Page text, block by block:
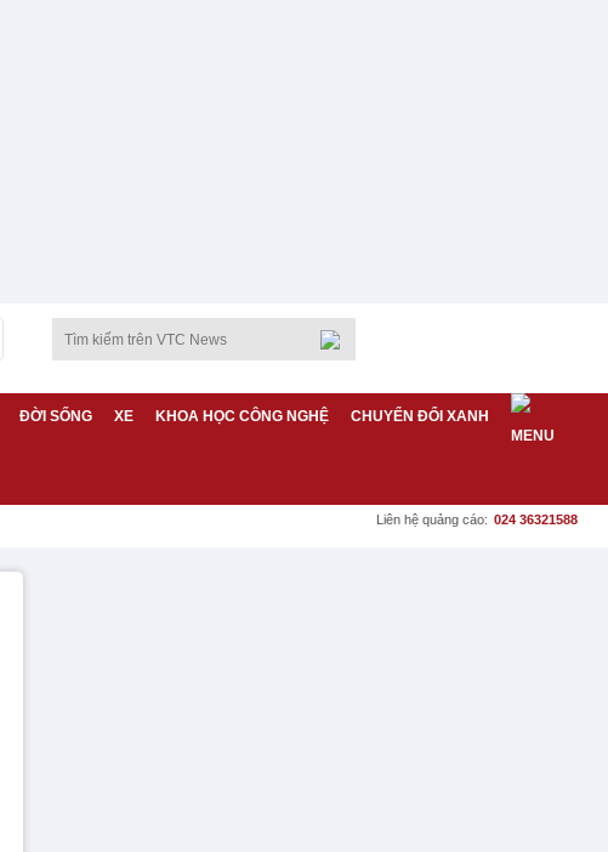
ĐỜI SỐNG XE KHOA HỌC CÔNG NGHỆ CHUYỂN ĐỔI XANH
Liên hệ quảng cáo: 024 36321588